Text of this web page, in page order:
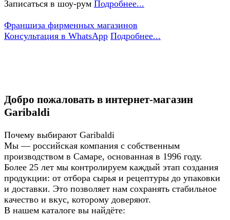
Записаться в шоу-рум Подробнее...
Франшиза фирменных магазинов
Консультация в WhatsApp Подробнее...
Добро пожаловать в интернет-магазин
Garibaldi
Почему выбирают Garibaldi
Мы — российская компания с собственным
производством в Самаре, основанная в 1996 году.
Более 25 лет мы контролируем каждый этап создания
продукции: от отбора сырья и рецептуры до упаковки
и доставки. Это позволяет нам сохранять стабильное
качество и вкус, которому доверяют.
В нашем каталоге вы найдёте: